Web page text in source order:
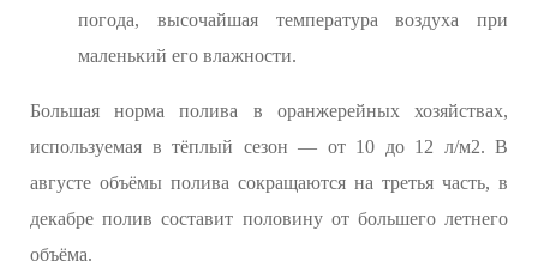
погода, высочайшая температура воздуха при
маленький его влажности.
Большая норма полива в оранжерейных хозяйствах,
используемая в тёплый сезон — от 10 до 12 л/м2. В
августе объёмы полива сокращаются на третья часть, в
декабре полив составит половину от большего летнего
объёма.